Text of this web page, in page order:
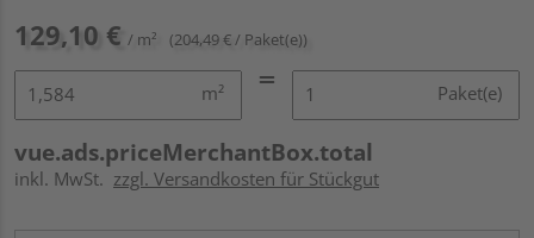
129,10 € / m² (204,49 € / Paket(e))
m² Paket(e)
vue.ads.priceMerchantBox.total
inkl. MwSt. zzgl. Versandkosten für Stückgut